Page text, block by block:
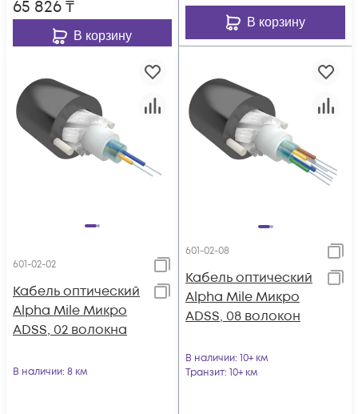
65 826₸
В корзину
В корзину
601-02-02
Кабель оптический
Alpha Mile Микро
ADSS, 02 волокна
В наличии: 8 км
601-02-08
Кабель оптический
Alpha Mile Микро
ADSS, 08 волокон
В наличии: 10+ км
Транзит: 10+ км